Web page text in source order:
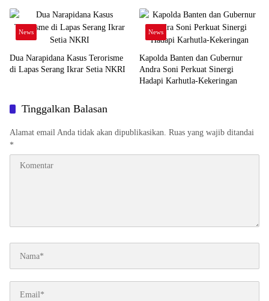
News
Dua Narapidana Kasus Terorisme
di Lapas Serang Ikrar Setia NKRI
News
Kapolda Banten dan Gubernur
Andra Soni Perkuat Sinergi
Hadapi Karhutla-Kekeringan
Tinggalkan Balasan
Alamat email Anda tidak akan dipublikasikan. Ruas yang wajib ditandai
*